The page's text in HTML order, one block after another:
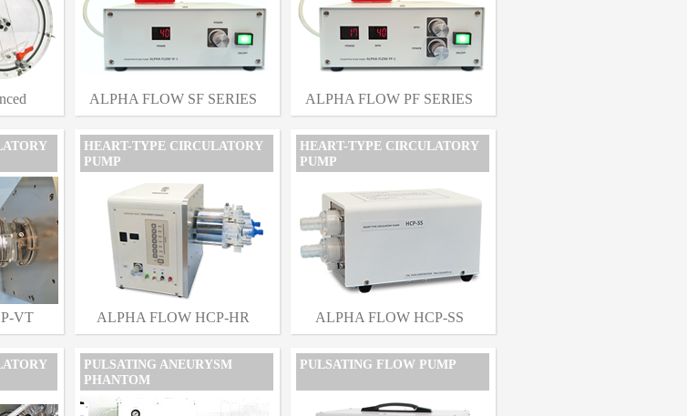
ALPHA FLOW SF SERIES ALPHA FLOW PF SERIES
VT
HEART-TYPE CIRCULATORY
PUMP
ALPHA FLOW HCP-HR
HEART-TYPE CIRCULATORY
PUMP
ALPHA FLOW HCP-SS
PULSATING ANEURYSM
PHANTOM
PULSATING FLOW PUMP